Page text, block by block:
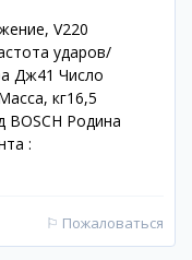
V220
ударов/
Дж41 Число
кг16,5
Родина
:
⚐ Пожаловаться